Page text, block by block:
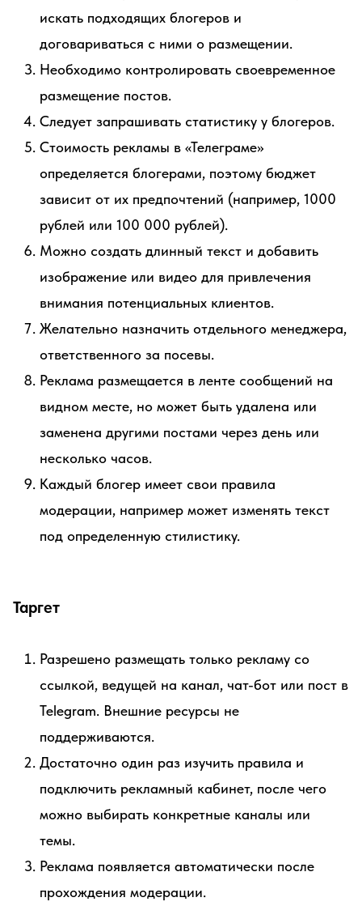
искать подходящих блогеров и
договариваться с ними о размещении.
Необходимо контролировать своевременное
размещение постов.
Следует запрашивать статистику у блогеров.
Стоимость рекламы в «Телеграме»
определяется блогерами, поэтому бюджет
зависит от их предпочтений (например, 1000
рублей или 100 000 рублей).
Можно создать длинный текст и добавить
изображение или видео для привлечения
внимания потенциальных клиентов.
Желательно назначить отдельного менеджера,
ответственного за посевы.
Реклама размещается в ленте сообщений на
видном месте, но может быть удалена или
заменена другими постами через день или
несколько часов.
Каждый блогер имеет свои правила
модерации, например может изменять текст
под определенную стилистику.
Таргет
Разрешено размещать только рекламу со
ссылкой, ведущей на канал, чат-бот или пост в
Telegram. Внешние ресурсы не
поддерживаются.
Достаточно один раз изучить правила и
подключить рекламный кабинет, после чего
можно выбирать конкретные каналы или
темы.
Реклама появляется автоматически после
прохождения модерации.